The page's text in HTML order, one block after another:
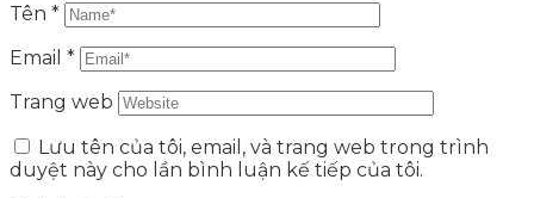
Tên *
Email *
Trang web
Lưu tên của tôi, email, và trang web trong trình
duyệt này cho lần bình luận kế tiếp của tôi.